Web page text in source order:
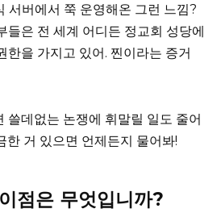
서버에서 쭉 운영해온 그런 느낌?
은 전 세계 어디든 정교회 성당에
한을 가지고 있어. 찐이라는 증거
쓸데없는 논쟁에 휘말릴 일도 줄어
한 거 있으면 언제든지 물어봐!
점은 무엇입니까?